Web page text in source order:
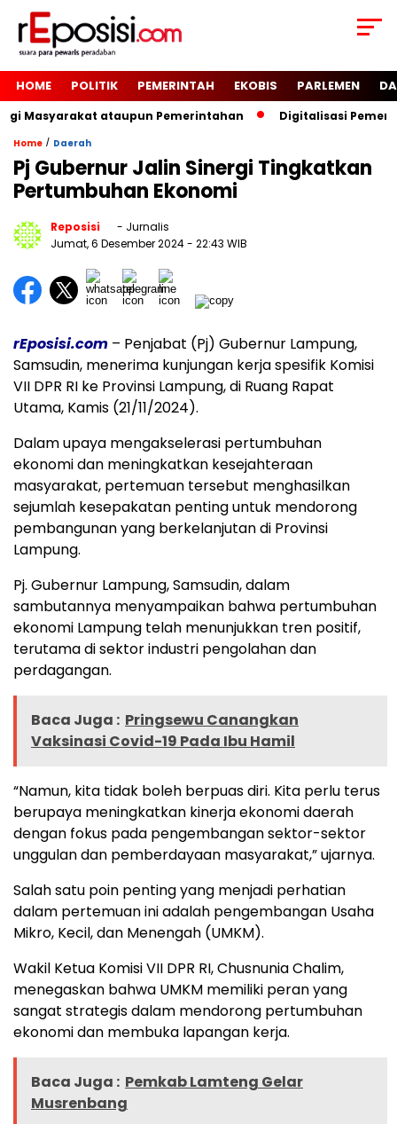
HOME POLITIK PEMERINTAH EKOBIS PARLEMEN
Masyarakat ataupun Pemerintahan Digitalisasi
Home / Daerah
Pj Gubernur Jalin Sinergi Tingkatkan
Pertumbuhan Ekonomi
Reposisi
- Jurnalis
Jumat, 6 Desember 2024- 22:43 WIB
rEposisi.com – Penjabat (Pj) Gubernur Lampung,
Samsudin, menerima kunjungan kerja spesifik Komisi
VII DPR RI ke Provinsi Lampung, di Ruang Rapat
Utama, Kamis (21/11/2024).
Dalam upaya mengakselerasi pertumbuhan
ekonomi dan meningkatkan kesejahteraan
masyarakat, pertemuan tersebut menghasilkan
sejumlah kesepakatan penting untuk mendorong
pembangunan yang berkelanjutan di Provinsi
Lampung.
Pj. Gubernur Lampung, Samsudin, dalam
sambutannya menyampaikan bahwa pertumbuhan
ekonomi Lampung telah menunjukkan tren positif,
terutama di sektor industri pengolahan dan
perdagangan.
Baca Juga : Pringsewu Canangkan
Vaksinasi Covid-19 Pada Ibu Hamil
“Namun, kita tidak boleh berpuas diri. Kita perlu terus
berupaya meningkatkan kinerja ekonomi daerah
dengan fokus pada pengembangan sektor-sektor
unggulan dan pemberdayaan masyarakat,” ujarnya.
Salah satu poin penting yang menjadi perhatian
dalam pertemuan ini adalah pengembangan Usaha
Mikro, Kecil, dan Menengah (UMKM).
Wakil Ketua Komisi VII DPR RI, Chusnunia Chalim,
menegaskan bahwa UMKM memiliki peran yang
sangat strategis dalam mendorong pertumbuhan
ekonomi dan membuka lapangan kerja.
Baca Juga : Pemkab Lamteng Gelar
Musrenbang